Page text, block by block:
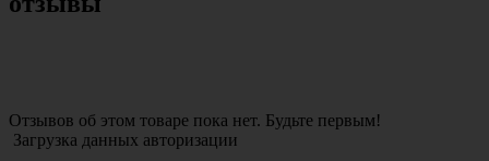
Отзывов об этом товаре пока нет. Будьте первым!
Загрузка данных авторизации